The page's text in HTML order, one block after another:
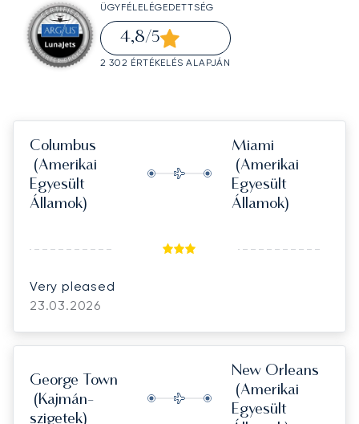
ÜGYFÉLELÉGEDETTSÉG
4,8/5
2 302 ÉRTÉKELÉS ALAPJÁN
Columbus
(Amerikai
Egyesült
Államok)
Miami
(Amerikai
Egyesült
Államok)
Very pleased
23.03.2026
George Town
(Kajmán-
szigetek)
New Orleans
(Amerikai
Egyesült